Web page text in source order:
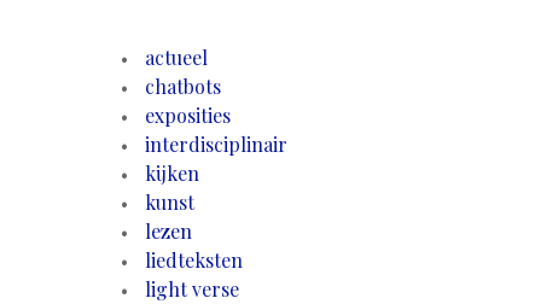
actueel
chatbots
exposities
interdisciplinair
kijken
kunst
lezen
liedteksten
light verse